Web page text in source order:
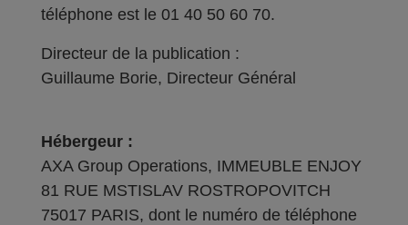
téléphone est le 01 40 50 60 70.
Directeur de la publication :
Guillaume Borie, Directeur Général
Hébergeur :
AXA Group Operations, IMMEUBLE ENJOY
81 RUE MSTISLAV ROSTROPOVITCH
75017 PARIS, dont le numéro de téléphone